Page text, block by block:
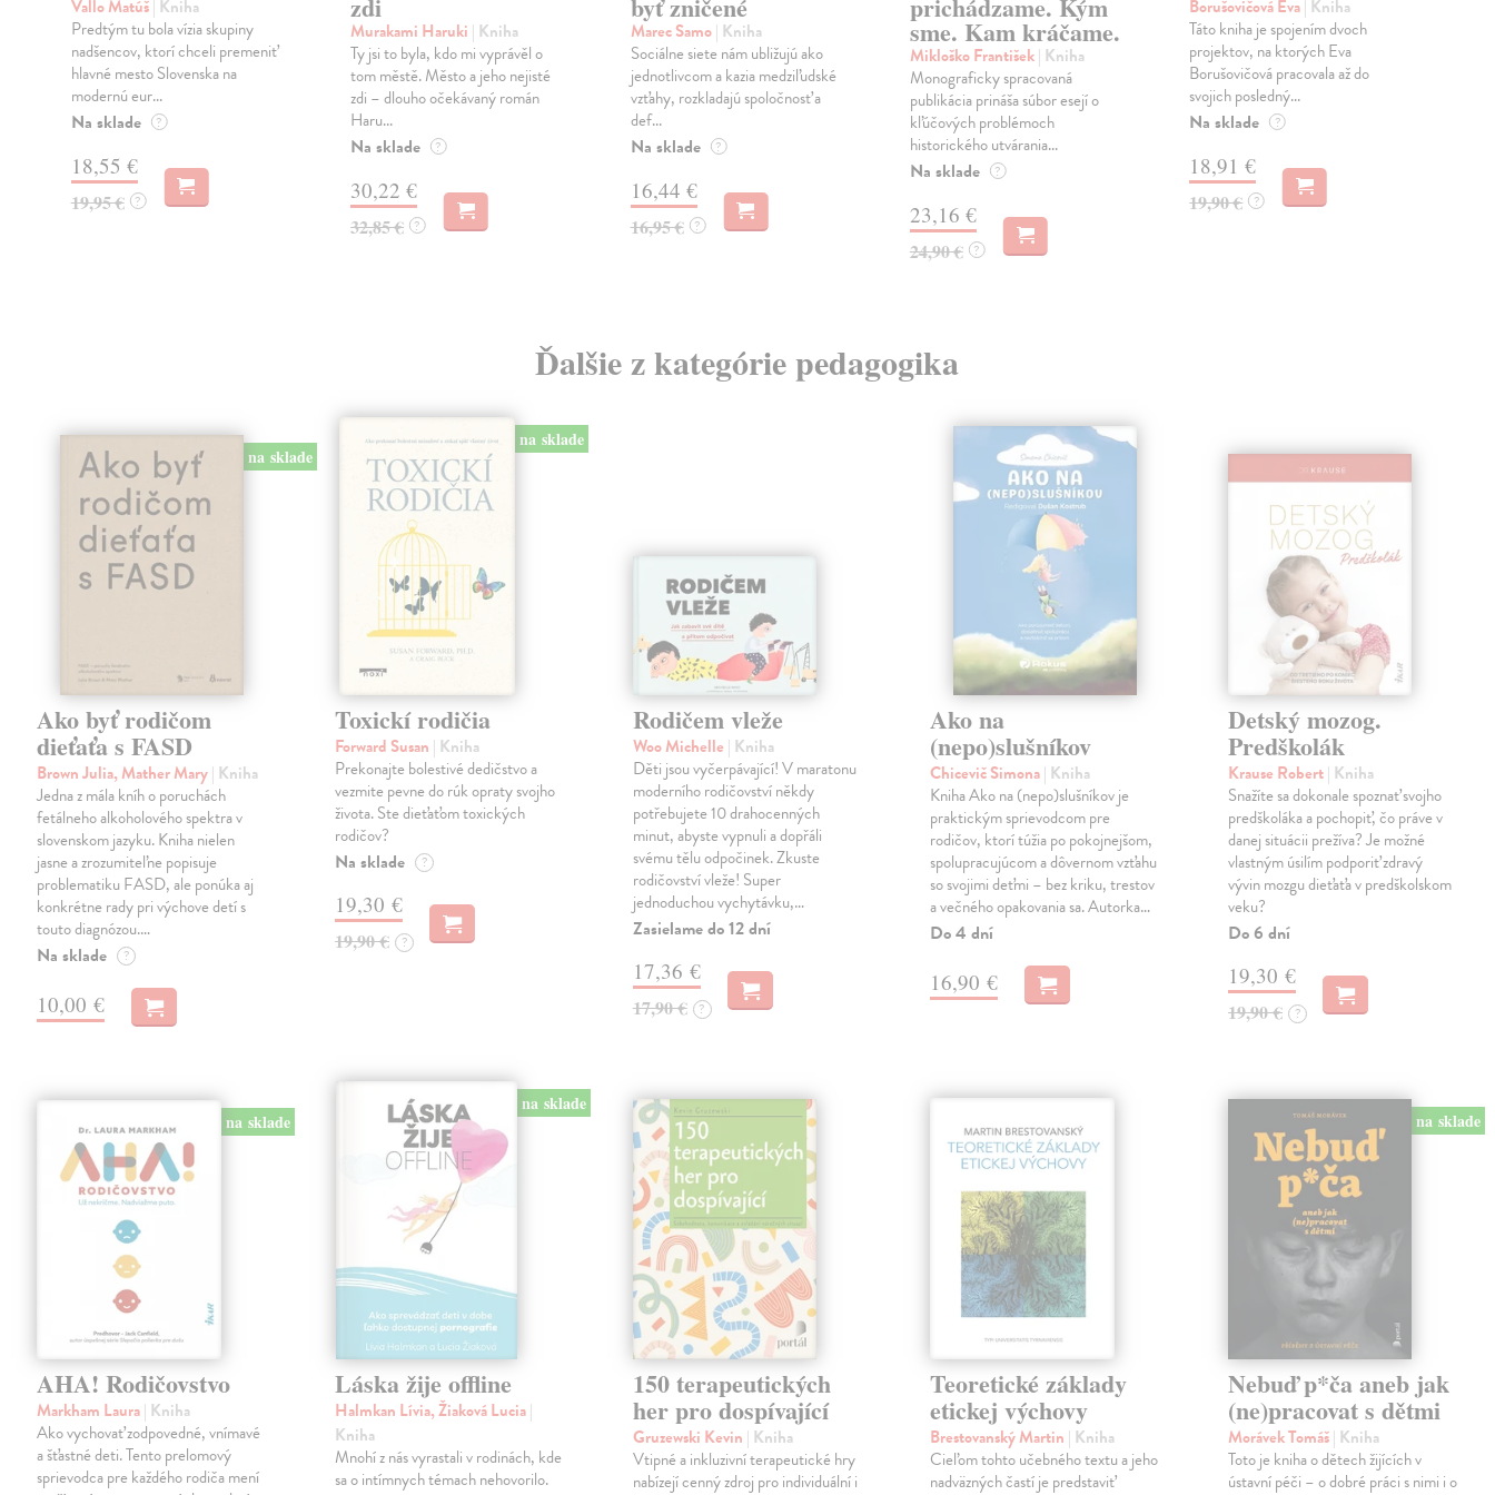
Vallo Matúš| Kniha
Predtým tu bola vízia skupiny
nadšencov, ktorí chceli premeniť
hlavné mesto Slovenska na
modernú eur...
Na sklade ?
18,55 €
19,95 € ?
zdi
Murakami Haruki | Kniha
Ty jsi to byla, kdo mi vyprávěl o
tom městě. Město a jeho nejisté
zdi – dlouho očekávaný román
Haru...
Na sklade ?
30,22 €
32,85 € ?
byť zničené
Marec Samo| Kniha
Sociálne siete nám ubližujú ako
jednotlivcom a kazia medziľudské
vzťahy, rozkladajú spoločnosť a
def...
Na sklade ?
16,44 €
16,95 € ?
prichádzame. Kým
sme. Kam kráčame.
Mikloško František| Kniha
Monograficky spracovaná
publikácia prináša súbor esejí o
kľúčových problémoch
historického utvárania...
Na sklade ?
23,16 €
24,90 € ?
Borušovičová Eva| Kniha
Táto kniha je spojením dvoch
projektov, na ktorých Eva
Borušovičová pracovala až do
svojich posledný...
Na sklade ?
18,91 €
19,90 € ?
Ďalšie z kategórie pedagogika
na sklade
Ako byť rodičom
dieťaťa s FASD
Brown Julia, Mather Mary| Kniha
Jedna z mála kníh o poruchách
fetálneho alkoholového spektra v
slovenskom jazyku. Kniha nielen
jasne a zrozumiteľne popisuje
problematiku FASD, ale ponúka aj
konkrétne rady pri výchove detí s
touto diagnózou.…
Na sklade ?
10,00 €
na sklade
Toxickí rodičia
Forward Susan | Kniha
Prekonajte bolestivé dedičstvo a
vezmite pevne do rúk opraty svojho
života. Ste dieťaťom toxických
rodičov?
Na sklade ?
19,30 €
19,90 € ?
Rodičem vleže
Woo Michelle | Kniha
Děti jsou vyčerpávající! V maratonu
moderního rodičovství někdy
potřebujete 10 drahocenných
minut, abyste vypnuli a dopřáli
svému tělu odpočinek. Zkuste
rodičovství vleže! Super
jednoduchou vychytávku,…
Zasielame do 12 dní
17,36 €
17,90 € ?
Ako na
(nepo)slušníkov
Chicevič Simona| Kniha
Kniha Ako na (nepo)slušníkov je
praktickým sprievodcom pre
rodičov, ktorí túžia po pokojnejšom,
spolupracujúcom a dôvernom vzťahu
so svojimi deťmi – bez kriku, trestov
a večného opakovania sa. Autorka…
Do 4 dní
16,90 €
Detský mozog.
Predškolák
Krause Robert| Kniha
Snažíte sa dokonale spoznať svojho
predškoláka a pochopiť, čo práve v
danej situácii prežíva? Je možné
vlastným úsilím podporiť zdravý
vývin mozgu dieťaťa v predškolskom
veku?
Do 6 dní
19,30 €
19,90 € ?
na sklade
AHA! Rodičovstvo
Markham Laura| Kniha
Ako vychovať zodpovedné, vnímavé
a šťastné deti. Tento prelomový
sprievodca pre každého rodiča mení
na sklade
Láska žije offline
Halmkan Lívia, Žiaková Lucia|
Kniha
Mnohí z nás vyrastali v rodinách, kde
sa o intímnych témach nehovorilo.
150 terapeutických
her pro dospívající
Gruzewski Kevin | Kniha
Vtipné a inkluzivní terapeutické hry
nabízejí cenný zdroj pro individuální i
Teoretické základy
etickej výchovy
Brestovanský Martin | Kniha
Cieľom tohto učebného textu a jeho
nadväzných častí je predstaviť
na sklade
Nebuď p*ča aneb jak
(ne)pracovat s dětmi
Morávek Tomáš| Kniha
Toto je kniha o dětech žijících v
ústavní péči – o dobré práci s nimi i o